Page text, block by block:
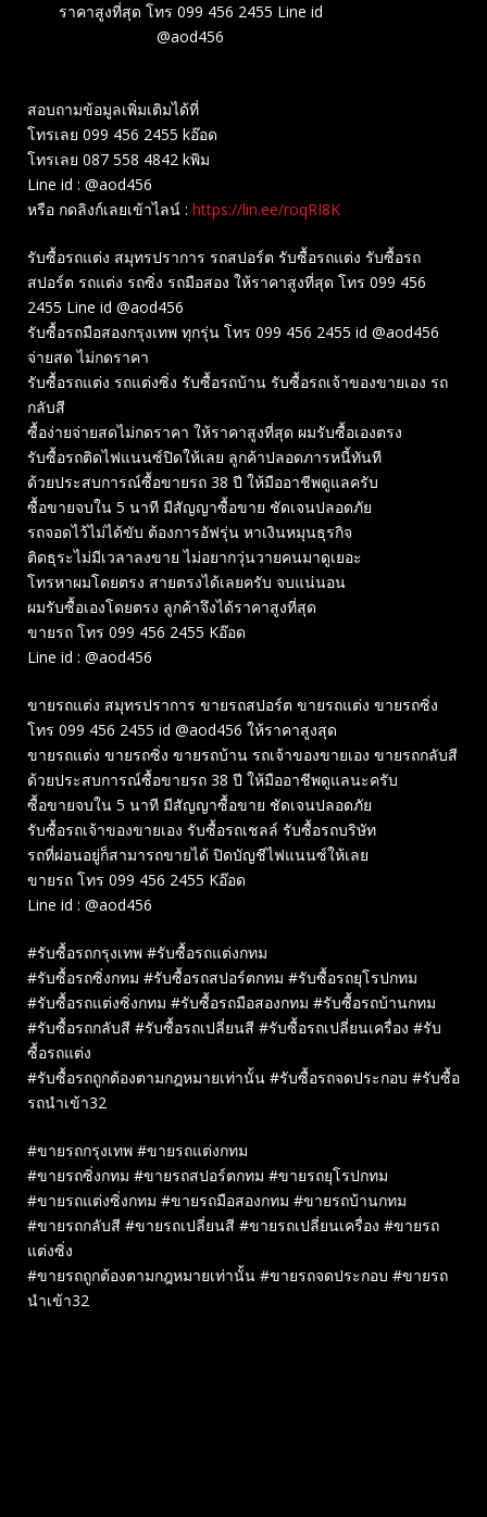
ราคาสูงที่สุด โทร 099 456 2455 Line id
@aod456
สอบถามข้อมูลเพิ่มเติมได้ที่
โทรเลย 099 456 2455 kอ๊อด
โทรเลย 087 558 4842 kพิม
Line id : @aod456
หรือ กดลิงก์เลยเข้าไลน์ : https://lin.ee/roqRI8K
รับซื้อรถแต่ง สมุทรปราการ รถสปอร์ต รับซื้อรถแต่ง รับซื้อรถ
สปอร์ต รถแต่ง รถซิ่ง รถมือสอง ให้ราคาสูงที่สุด โทร 099 456
2455 Line id @aod456
รับซื้อรถมือสองกรุงเทพ ทุกรุ่น โทร 099 456 2455 id @aod456
จ่ายสด ไม่กดราคา
รับซื้อรถแต่ง รถแต่งซิ่ง รับซื้อรถบ้าน รับซื้อรถเจ้าของขายเอง รถ
กลับสี
ซื้อง่ายจ่ายสดไม่กดราคา ให้ราคาสูงที่สุด ผมรับซื้อเองตรง
รับซื้อรถติดไฟแนนซ์ปิดให้เลย ลูกค้าปลอดภารหนี้ทันที
ด้วยประสบการณ์ซื้อขายรถ 38 ปี ให้มืออาชีพดูแลครับ
ซื้อขายจบใน 5 นาที มีสัญญาซื้อขาย ชัดเจนปลอดภัย
รถจอดไว้ไม่ได้ขับ ต้องการอัฟรุ่น หาเงินหมุนธุรกิจ
ติดธุระไม่มีเวลาลงขาย ไม่อยากวุ่นวายคนมาดูเยอะ
โทรหาผมโดยตรง สายตรงได้เลยครับ จบแน่นอน
ผมรับซื้อเองโดยตรง ลูกค้าจึงได้ราคาสูงที่สุด
ขายรถ โทร 099 456 2455 Kอ๊อด
Line id : @aod456
ขายรถแต่ง สมุทรปราการ ขายรถสปอร์ต ขายรถแต่ง ขายรถซิ่ง
โทร 099 456 2455 id @aod456 ให้ราคาสูงสุด
ขายรถแต่ง ขายรถซิ่ง ขายรถบ้าน รถเจ้าของขายเอง ขายรถกลับสี
ด้วยประสบการณ์ซื้อขายรถ 38 ปี ให้มืออาชีพดูแลนะครับ
ซื้อขายจบใน 5 นาที มีสัญญาซื้อขาย ชัดเจนปลอดภัย
รับซื้อรถเจ้าของขายเอง รับซื้อรถเชลล์ รับซื้อรถบริษัท
รถที่ผ่อนอยู่ก็สามารถขายได้ ปิดบัญชีไฟแนนซ์ให้เลย
ขายรถ โทร 099 456 2455 Kอ๊อด
Line id : @aod456
#รับซื้อรถกรุงเทพ #รับซื้อรถแต่งกทม
#รับซื้อรถซิ่งกทม #รับซื้อรถสปอร์ตกทม #รับซื้อรถยุโรปกทม
#รับซื้อรถแต่งซิ่งกทม #รับซื้อรถมือสองกทม #รับซื้อรถบ้านกทม
#รับซื้อรถกลับสี #รับซื้อรถเปลี่ยนสี #รับซื้อรถเปลี่ยนเครื่อง #รับ
ซื้อรถแต่ง
#รับซื้อรถถูกต้องตามกฎหมายเท่านั้น #รับซื้อรถจดประกอบ #รับซื้อ
รถนำเข้า32
#ขายรถกรุงเทพ #ขายรถแต่งกทม
#ขายรถซิ่งกทม #ขายรถสปอร์ตกทม #ขายรถยุโรปกทม
#ขายรถแต่งซิ่งกทม #ขายรถมือสองกทม #ขายรถบ้านกทม
#ขายรถกลับสี #ขายรถเปลี่ยนสี #ขายรถเปลี่ยนเครื่อง #ขายรถ
แต่งซิ่ง
#ขายรถถูกต้องตามกฎหมายเท่านั้น #ขายรถจดประกอบ #ขายรถ
นำเข้า32